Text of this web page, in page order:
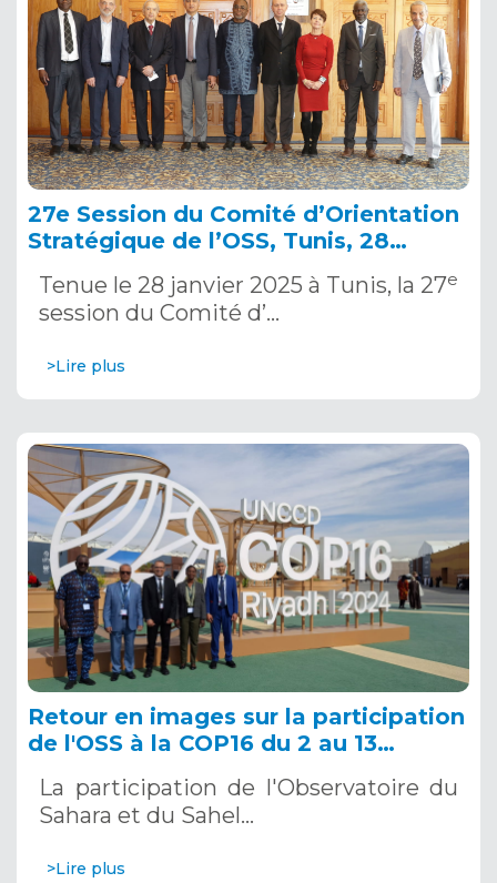
27e Session du Comité d’Orientation
Stratégique de l’OSS, Tunis, 28
Tenue le 28 janvier 2025 à Tunis, la 27e
session du Comité d’…
>Lire plus
Retour en images sur la participation
de l'OSS à la COP16 du 2 au 13
Saoudite
La participation de l'Observatoire du
Sahara et du Sahel…
>Lire plus